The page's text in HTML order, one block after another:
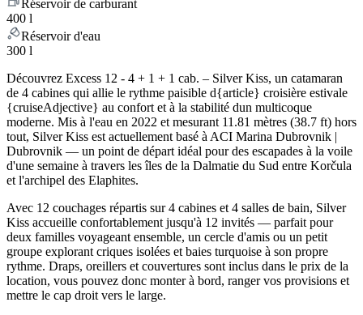
Réservoir de carburant
400 l
Réservoir d'eau
300 l
Découvrez Excess 12 - 4 + 1 + 1 cab. – Silver Kiss, un catamaran
de 4 cabines qui allie le rythme paisible d{article} croisière estivale
{cruiseAdjective} au confort et à la stabilité dun multicoque
moderne. Mis à l'eau en 2022 et mesurant 11.81 mètres (38.7 ft) hors
tout, Silver Kiss est actuellement basé à ACI Marina Dubrovnik |
Dubrovnik — un point de départ idéal pour des escapades à la voile
d'une semaine à travers les îles de la Dalmatie du Sud entre Korčula
et l'archipel des Elaphites.
Avec 12 couchages répartis sur 4 cabines et 4 salles de bain, Silver
Kiss accueille confortablement jusqu'à 12 invités — parfait pour
deux familles voyageant ensemble, un cercle d'amis ou un petit
groupe explorant criques isolées et baies turquoise à son propre
rythme. Draps, oreillers et couvertures sont inclus dans le prix de la
location, vous pouvez donc monter à bord, ranger vos provisions et
mettre le cap droit vers le large.